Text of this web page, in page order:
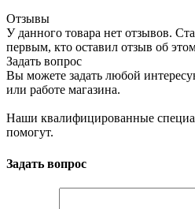
Отзывы
У данного товара нет отзывов.
первым, кто оставил отзыв об
Задать вопрос
Вы можете задать любой
или работе магазина.
Наши квалифицированные
помогут.
Задать вопрос